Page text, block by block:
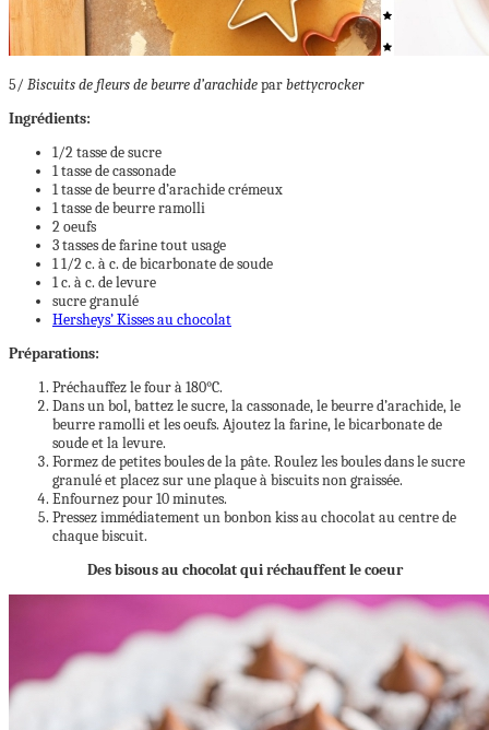
5/ Biscuits de fleurs de beurre d’arachideparbettycrocker
Ingrédients:
1/2 tasse de sucre
1 tasse de cassonade
1 tasse de beurre d’arachide crémeux
1 tasse de beurre ramolli
2 oeufs
3 tasses de farine tout usage
1 1/2 c. à c. de bicarbonate de soude
1 c. à c. de levure
sucre granulé
Hersheys’ Kisses au chocolat
Préparations:
Préchauffez le four à 180°C.
Dans un bol, battez le sucre, la cassonade, le beurre d’arachide, le
beurre ramolli et les oeufs. Ajoutez la farine, le bicarbonate de
soude et la levure.
Formez de petites boules de la pâte. Roulez les boules dans le sucre
granulé et placez sur une plaque à biscuits non graissée.
Enfournez pour 10 minutes.
Pressez immédiatement un bonbon kiss au chocolat au centre de
chaque biscuit.
Des bisous au chocolat qui réchauffent le coeur